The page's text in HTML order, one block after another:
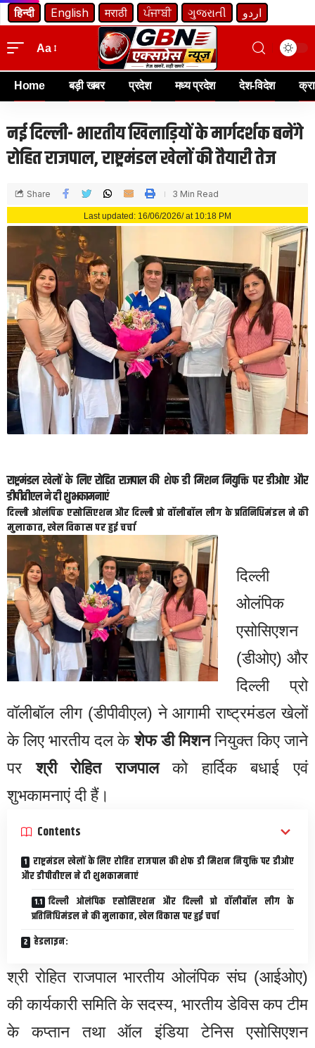
हिन्दी English मराठी ਪੰਜਾਬੀ ગુજરાતી اردو
Aa
Home बड़ी खबर प्रदेश मध्य प्रदेश देश-विदेश
नई दिल्ली- भारतीय खिलाड़ियों के मार्गदर्शक बनेंगे
रोहित राजपाल, राष्ट्रमंडल खेलों की तैयारी तेज
Last updated: 16/06/2026/ at 10:18 PM
Share 3 Min Read
राष्ट्रमंडल खेलों के लिए रोहित राजपाल की शेफ डी मिशन नियुक्ति पर डीओए और
डीपीवीएल ने दी शुभकामनाएं
दिल्ली ओलंपिक एसोसिएशन और दिल्ली प्रो वॉलीबॉल लीग के प्रतिनिधिमंडल ने की
मुलाकात, खेल विकास पर हुई चर्चा
दिल्ली
ओलंपिक
एसोसिएशन
(डीओए) और
दिल्ली प्रो
वॉलीबॉल लीग (डीपीवीएल) ने आगामी राष्ट्रमंडल खेलों
के लिए भारतीय दल केशेफ डी मिशननियुक्त किए जाने
परश्री रोहित राजपालको हार्दिक बधाई एवं
शुभकामनाएं दी हैं।
Contents
राष्ट्रमंडल खेलों के लिए रोहित राजपाल की शेफ डी मिशन नियुक्ति पर डीओए
और डीपीवीएल ने दी शुभकामनाएं
दिल्ली ओलंपिक एसोसिएशन और दिल्ली प्रो वॉलीबॉल लीग के
प्रतिनिधिमंडल ने की मुलाकात, खेल विकास पर हुई चर्चा
हेडलाइन:
श्री रोहित राजपाल भारतीय ओलंपिक संघ (आईओए)
की कार्यकारी समिति के सदस्य, भारतीय डेविस कप टीम
के कप्तान तथा ऑल इंडिया टेनिस एसोसिएशन